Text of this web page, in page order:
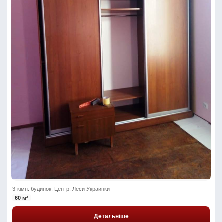
3-кімн. будинок, Центр, Леси Украинки
60 м²
Детальніше